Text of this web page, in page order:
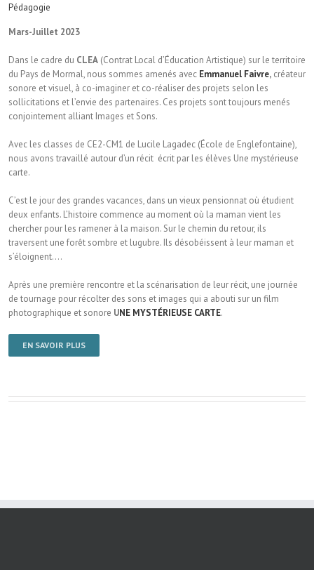
Pédagogie
Mars-Juillet 2023
Dans le cadre du CLEA (Contrat Local d’Éducation Artistique) sur le territoire
du Pays de Mormal, nous sommes amenés avec Emmanuel Faivre, créateur
sonore et visuel, à co-imaginer et co-réaliser des projets selon les
sollicitations et l’envie des partenaires. Ces projets sont toujours menés
conjointement alliant Images et Sons.
Avec les classes de CE2-CM1 de Lucile Lagadec (École de Englefontaine),
nous avons travaillé autour d’un récit écrit par les élèves Une mystérieuse
carte.
C’est le jour des grandes vacances, dans un vieux pensionnat où étudient
deux enfants. L’histoire commence au moment où la maman vient les
chercher pour les ramener à la maison. Sur le chemin du retour, ils
traversent une forêt sombre et lugubre. Ils désobéissent à leur maman et
s’éloignent….
Après une première rencontre et la scénarisation de leur récit, une journée
de tournage pour récolter des sons et images qui a abouti sur un film
photographique et sonore UNE MYSTÉRIEUSE CARTE.
EN SAVOIR PLUS